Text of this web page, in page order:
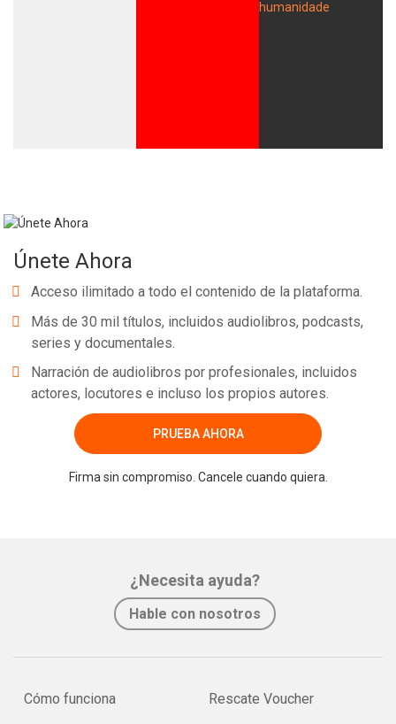
Únete Ahora
Acceso ilimitado a todo el contenido de la plataforma.
Más de 30 mil títulos, incluidos audiolibros, podcasts,
series y documentales.
Narración de audiolibros por profesionales, incluidos
actores, locutores e incluso los propios autores.
PRUEBA AHORA
Firma sin compromiso. Cancele cuando quiera.
¿Necesita ayuda?
Hable con nosotros
Cómo funciona
Rescate Voucher